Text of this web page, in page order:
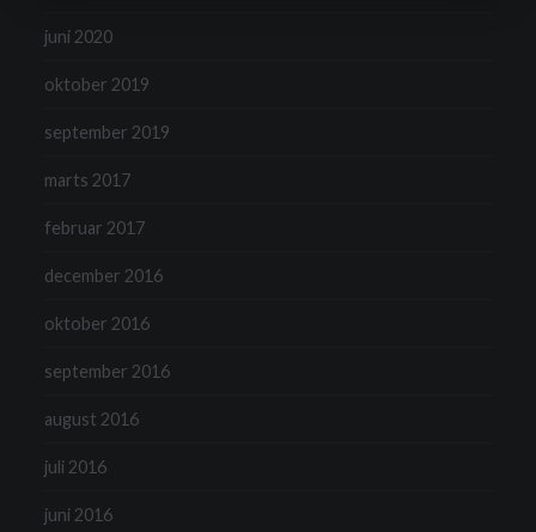
juni 2020
oktober 2019
september 2019
marts 2017
februar 2017
december 2016
oktober 2016
september 2016
august 2016
juli 2016
juni 2016